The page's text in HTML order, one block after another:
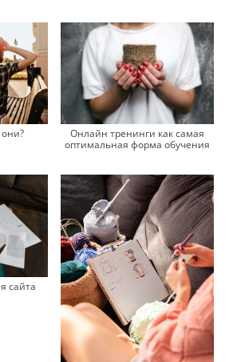
Онлайн тренинги как самая
оптимальная форма обучения
сайта